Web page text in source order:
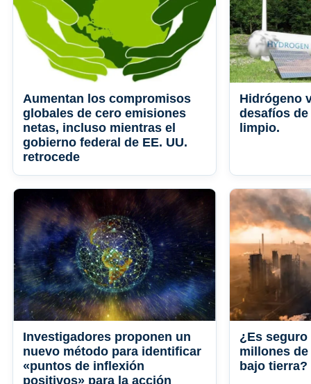
Aumentan los compromisos
globales de cero emisiones
netas, incluso mientras el
gobierno federal de EE. UU.
retrocede
Hidrógeno
desafíos
limpio.
Investigadores proponen un
nuevo método para identificar
«puntos de inflexión
positivos» para la acción
¿Es seguro
millones de
bajo tierra?